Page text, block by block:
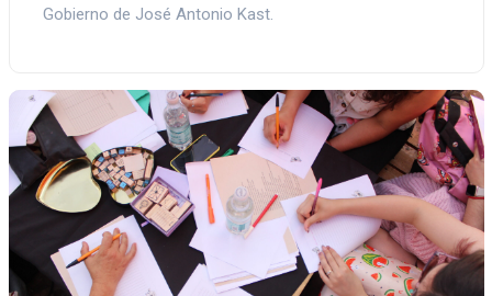
Gobierno de José Antonio Kast.